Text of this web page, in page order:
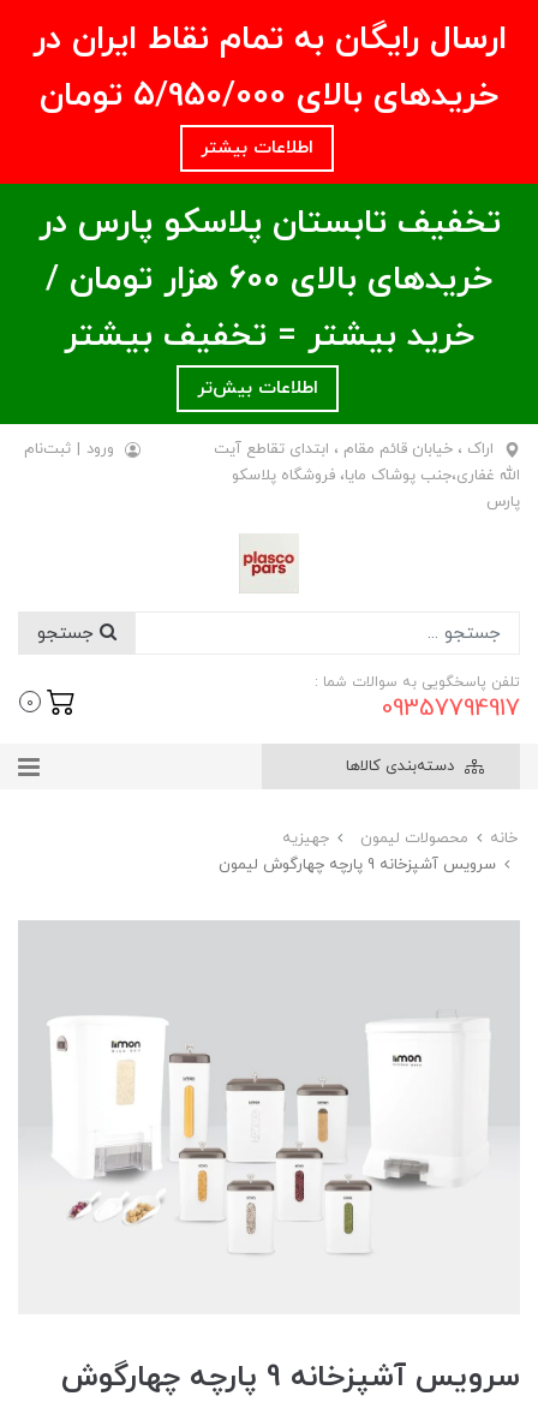
ارسال رایگان به تمام نقاط ایران در
خریدهای بالای ۵/950/000 تومان
اطلاعات بیشتر
تخفیف تابستان پلاسکو پارس در
خریدهای بالای ۶00 هزار تومان /
خرید بیشتر = تخفیف بیشتر
اطلاعات بیش‌تر
اراک ، خیابان قائم مقام ، ابتدای تقاطع آیت
الله غفاری،جنب پوشاک مایا، فروشگاه پلاسکو
پارس
ورود | ثبت‌نام
تلفن پاسخگویی به سوالات شما :
09357794917
0
دسته‌بندی کالاها
خانه محصولات لیمون
جهیزیه
سرویس آشپزخانه 9 پارچه چهارگوش لیمون
سرویس آشپزخانه 9 پارچه چهارگوش